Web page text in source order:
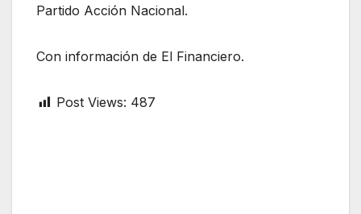
Partido Acción Nacional.
Con información de El Financiero.
Post Views: 487